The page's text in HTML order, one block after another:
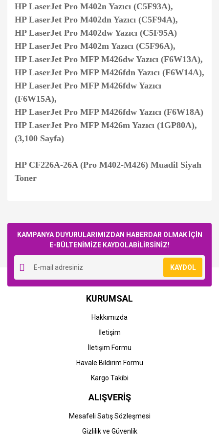
HP LaserJet Pro M402n Yazıcı (C5F93A),
HP LaserJet Pro M402dn Yazıcı (C5F94A),
HP LaserJet Pro M402dw Yazıcı (C5F95A)
HP LaserJet Pro M402m Yazıcı (C5F96A),
HP LaserJet Pro MFP M426dw Yazıcı (F6W13A),
HP LaserJet Pro MFP M426fdn Yazıcı (F6W14A),
HP LaserJet Pro MFP M426fdw Yazıcı
(F6W15A),
HP LaserJet Pro MFP M426fdw Yazıcı (F6W18A)
HP LaserJet Pro MFP M426m Yazıcı (1GP80A),
(3,100 Sayfa)
HP CF226A-26A (Pro M402-M426) Muadil Siyah
Toner
Yorum Yaz
M402-M426) Orjinal Siyah
M426) Orjinal Siyah Toner
19.052,89 TL
KAMPANYA DUYURULARIMIZDAN HABERDAR OLMAK İÇİN
E-BÜLTENİMİZE KAYDOLABİLİRSİNİZ!
KAYDOL
KURUMSAL
Hakkımızda
İletişim
İletişim Formu
Havale Bildirim Formu
Kargo Takibi
ALIŞVERİŞ
Mesafeli Satış Sözleşmesi
Gizlilik ve Güvenlik